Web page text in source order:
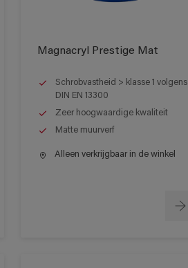
Magnacryl Prestige Mat
Schrobvastheid > klasse 1 volgens
DIN EN 13300
Zeer hoogwaardige kwaliteit
Matte muurverf
Alleen verkrijgbaar in de winkel